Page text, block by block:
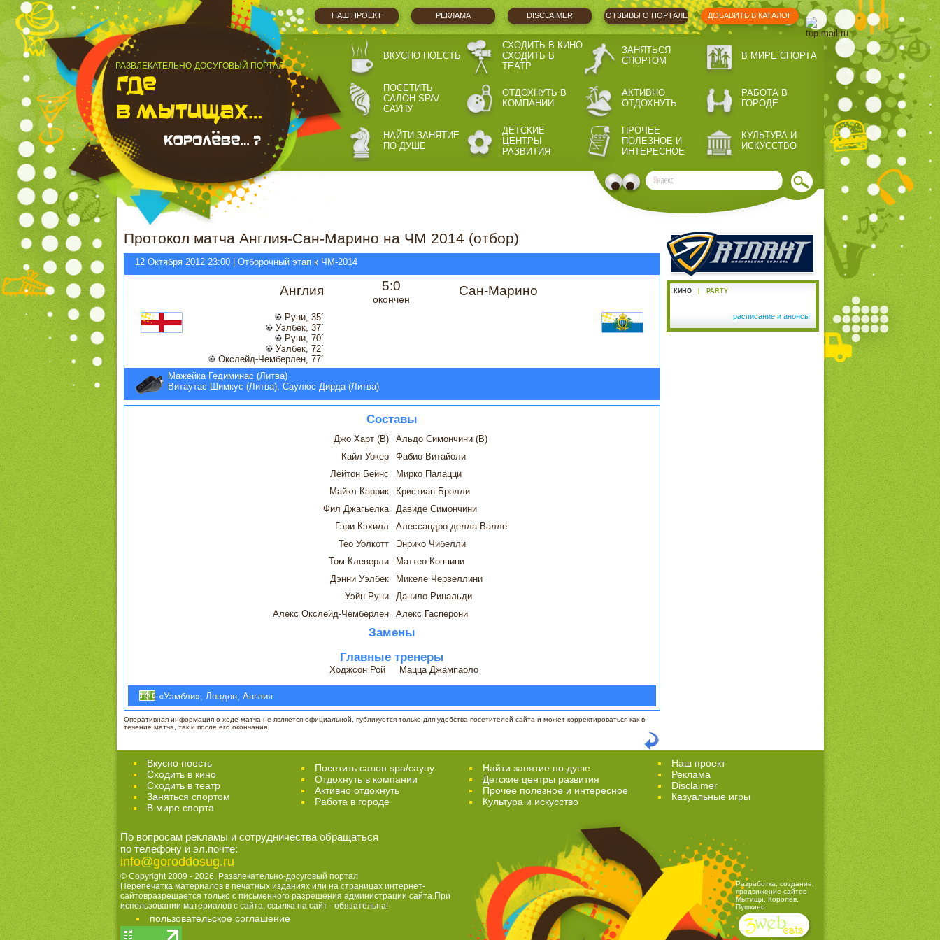
НАШ ПРОЕКТ РЕКЛАМА DISCLAIMER ОТЗЫВЫ О ПОРТАЛЕ ДОБАВИТЬ В КАТАЛОГ
РАЗВЛЕКАТЕЛЬНО-ДОСУГОВЫЙ ПОРТАЛ
ВКУСНО ПОЕСТЬ
СХОДИТЬ В КИНО
СХОДИТЬ В
ТЕАТР
ЗАНЯТЬСЯ
СПОРТОМ
В МИРЕ СПОРТА
ПОСЕТИТЬ
САЛОН SPA/
САУНУ
ОТДОХНУТЬ В
КОМПАНИИ
АКТИВНО
ОТДОХНУТЬ
РАБОТА В
ГОРОДЕ
НАЙТИ ЗАНЯТИЕ
ПО ДУШЕ
ДЕТСКИЕ
ЦЕНТРЫ
РАЗВИТИЯ
ПРОЧЕЕ
ПОЛЕЗНОЕ И
ИНТЕРЕСНОЕ
КУЛЬТУРА И
ИСКУССТВО
Протокол матча Англия-Сан-Марино на ЧМ 2014 (отбор)
12 Октября 2012 23:00 | Отборочный этап к ЧМ-2014
Англия 5:0
окончен
Сан-Марино
Руни, 35´
Уэлбек, 37´
Руни, 70´
Уэлбек, 72´
Окслейд-Чемберлен, 77´
Мажейка Гедиминас (Литва)
Витаутас Шимкус (Литва), Саулюс Дирда (Литва)
Составы
Джо Харт (В)
Альдо Симончини (В)
Кайл Уокер
Фабио Витайоли
Лейтон Бейнс
Мирко Палацци
Майкл Каррик
Кристиан Бролли
Фил Джагьелка
Давиде Симончини
Гэри Кэхилл
Алессандро делла Валле
Тео Уолкотт
Энрико Чибелли
Том Клеверли
Маттео Коппини
Дэнни Уэлбек
Микеле Червеллини
Уэйн Руни
Данило Ринальди
Алекс Окслейд-Чемберлен
Алекс Гасперони
Замены
Главные тренеры
Ходжсон Рой Мацца Джампаоло
«Уэмбли», Лондон, Англия
Оперативная информация о ходе матча не является официальной, публикуется только для удобства посетителей сайта и может корректироваться как в
течение матча, так и после его окончания.
КИНО PARTY
расписание и анонсы
Вкусно поесть
Сходить в кино
Cходить в театр
Заняться спортом
В мире спорта
Посетить салон spa/сауну
Отдохнуть в компании
Активно отдохнуть
Работа в городе
Найти занятие по душе
Детские центры развития
Прочее полезное и интересное
Культура и искусство
Наш проект
Реклама
Disclaimer
Казуальные игры
По вопросам рекламы и сотрудничества обращаться
по телефону и эл.почте:
info@goroddosug.ru
© Copyright 2009 - 2026, Развлекательно-досуговый портал
Перепечатка материалов в печатных изданиях или на страницах интернет-
сайтовразрешается только с письменного разрешения администрации сайта.При
использовании материалов с сайта, ссылка на сайт - обязательна!
пользовательское соглашение
Разработка, создание,
продвижение сайтов
Мытищи, Королёв,
Пушкино